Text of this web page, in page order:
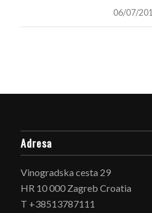
06/07/
Adresa
Vinogradska cesta 29
HR 10 000 Zagreb Croatia
T +38513787111